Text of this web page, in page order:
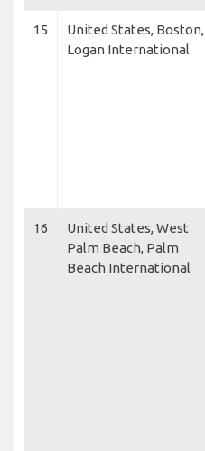
15
United States, Boston,
Logan International
16
United States, West
Palm Beach, Palm
Beach International